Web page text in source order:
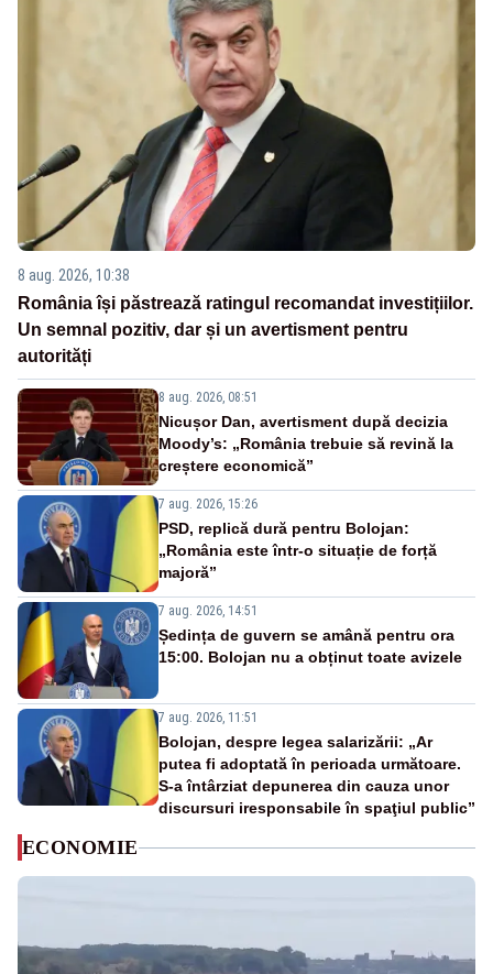
8 aug. 2026, 10:38
România își păstrează ratingul recomandat investițiilor.
Un semnal pozitiv, dar și un avertisment pentru
autorități
8 aug. 2026, 08:51
Nicușor Dan, avertisment după decizia
Moody’s: „România trebuie să revină la
creștere economică”
7 aug. 2026, 15:26
PSD, replică dură pentru Bolojan:
„România este într-o situație de forță
majoră”
7 aug. 2026, 14:51
Ședința de guvern se amână pentru ora
15:00. Bolojan nu a obținut toate avizele
7 aug. 2026, 11:51
Bolojan, despre legea salarizării: „Ar
putea fi adoptată în perioada următoare.
S-a întârziat depunerea din cauza unor
discursuri iresponsabile în spaţiul public”
ECONOMIE